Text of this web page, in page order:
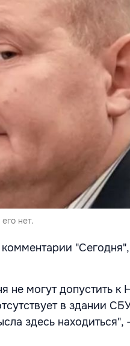
нет.
не могут допустить к
в здании
здесь находиться",